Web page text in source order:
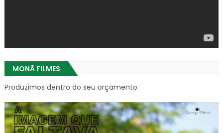
MONÃ FILMES
Produzimos dentro do seu orçamento